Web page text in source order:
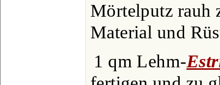
Mörtelputz rauh
Material und
1 qm Lehm-